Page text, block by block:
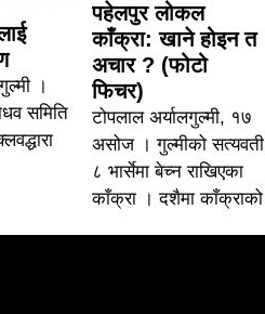
।
समिति
पहेलपुर लोकल
काँक्रा: खाने होइन त
अचार ? (फोटो
फिचर)
टोपलाल अर्यालगुल्मी, १७
असोज । गुल्मीको सत्यवती
८ भार्सेमा बेच्न राखिएका
काँक्रा । दशैमा काँक्राको